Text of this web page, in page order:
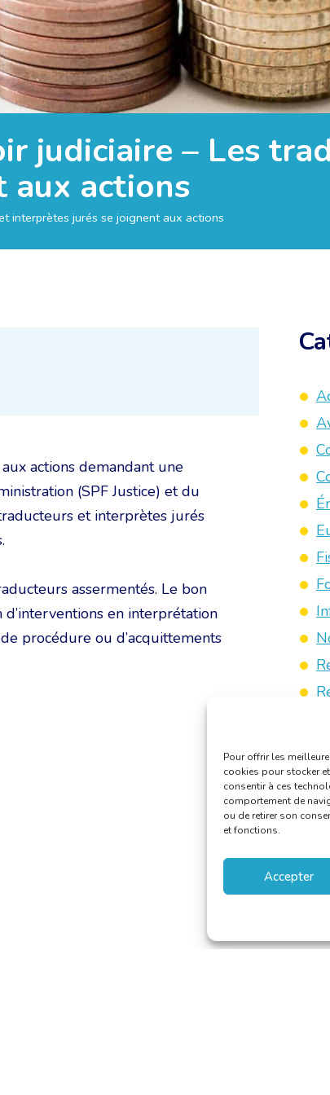
Pour offrir les
cookies pour stocker
consentir à ces
comportement de
ou de retirer son
et fonctions.
Accepter
judiciaire – Les
aux actions
interprètes jurés se joignent aux actions
actions demandant une
(SPF Justice) et du
et interprètes jurés
assermentés. Le bon
en interprétation
procédure ou d’acquittements